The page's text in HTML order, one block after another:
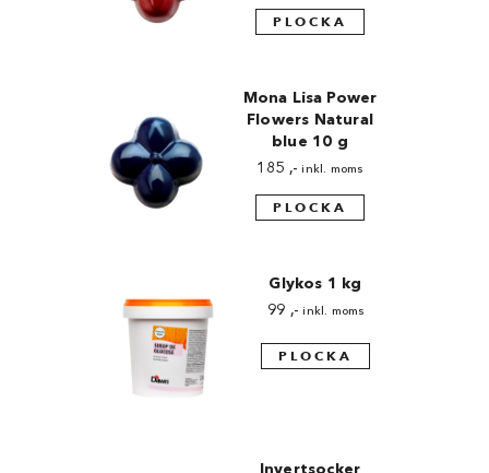
PLOCKA
Mona Lisa Power
Flowers Natural
blue 10 g
185 ,- inkl. moms
PLOCKA
Glykos 1 kg
99 ,- inkl. moms
PLOCKA